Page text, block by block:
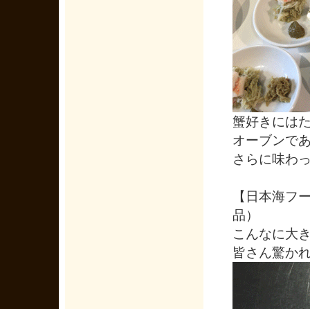
蟹好きには
オーブンで
さらに味わ
【日本海フ
品）
こんなに大
皆さん驚か